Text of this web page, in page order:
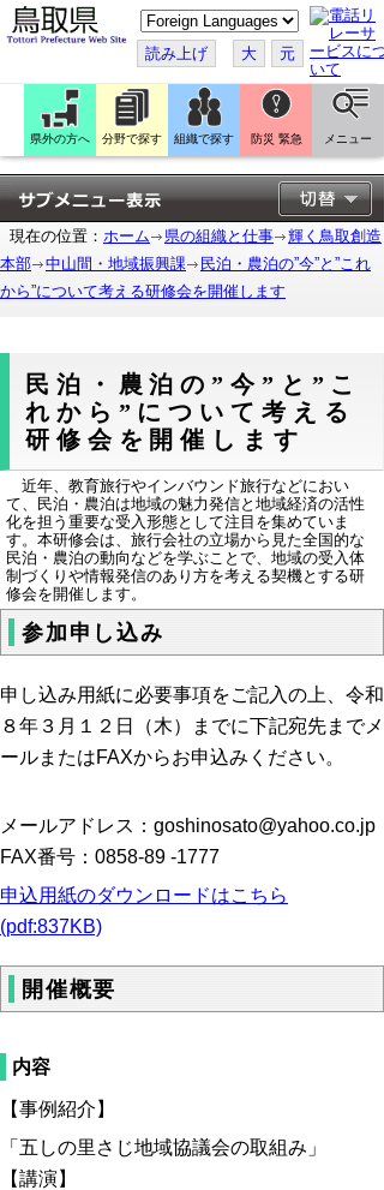
こ
の
ペ
ー
ジ
翻
訳
す
る
読み上げ 大 元
県外の方へ 分野で探す 組織で探す 防災 緊急 メニュー
現在の位置： ホーム 県の組織と仕事
輝く鳥取創造
本部
中山間・地域振興課
民泊・農泊の”今”と”これ
から”について考える研修会を開催します
民泊・農泊の”今”と”こ
れから”について考える
研修会を開催します
近年、教育旅行やインバウンド旅行などにおい
て、民泊・農泊は地域の魅力発信と地域経済の活性
化を担う重要な受入形態として注目を集めていま
す。本研修会は、旅行会社の立場から見た全国的な
民泊・農泊の動向などを学ぶことで、地域の受入体
制づくりや情報発信のあり方を考える契機とする研
修会を開催します。
参加申し込み
申し込み用紙に必要事項をご記入の上、令和
８年３月１２日（木）までに下記宛先までメ
ールまたはFAXからお申込みください。
メールアドレス：goshinosato@yahoo.co.jp
FAX番号：0858-89 -1777
申込用紙のダウンロードはこちら
(pdf:837KB)
開催概要
内容
【事例紹介】
「五しの里さじ地域協議会の取組み」
【講演】